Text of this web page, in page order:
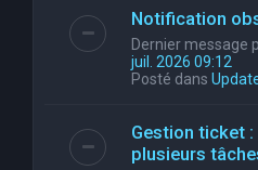
Notification
Dernier message
juil. 2026 09:12
Posté dans
Gestion ticket
plusieurs